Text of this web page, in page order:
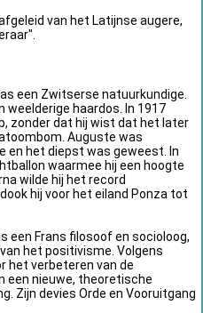
van het Latijnse augere,
een Zwitserse natuurkundige.
haardos. In 1917
zonder dat hij wist dat het later
Auguste was
en het diepst was geweest. In
waarmee hij een hoogte
wilde hij het record
hij voor het eiland Ponza tot
een Frans filosoof en socioloog,
het positivisme. Volgens
het verbeteren van de
een nieuwe, theoretische
Zijn devies Orde en Vooruitgang